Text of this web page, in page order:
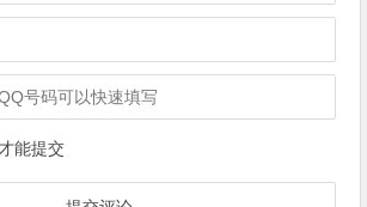
能提交